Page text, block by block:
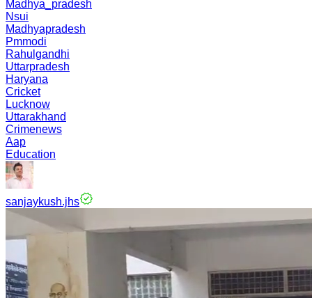
Madhya_pradesh
Nsui
Madhyapradesh
Pmmodi
Rahulgandhi
Uttarpradesh
Haryana
Cricket
Lucknow
Uttarakhand
Crimenews
Aap
Education
sanjaykush.jhs